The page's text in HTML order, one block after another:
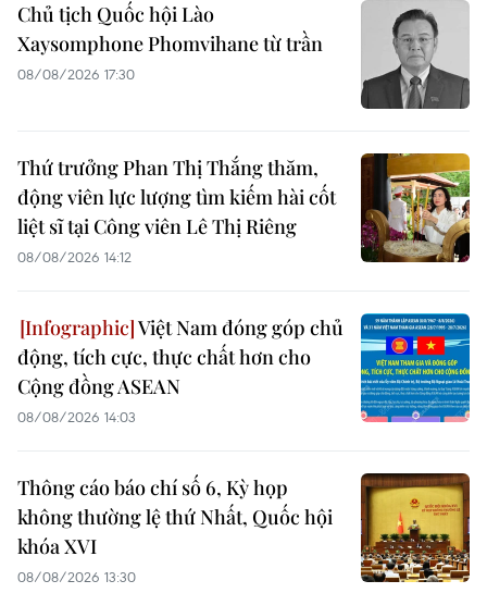
Chủ tịch Quốc hội Lào
Xaysomphone Phomvihane từ trần
08/08/2026 17:30
Thứ trưởng Phan Thị Thắng thăm,
động viên lực lượng tìm kiếm hài cốt
liệt sĩ tại Công viên Lê Thị Riêng
08/08/2026 14:12
Việt Nam đóng góp chủ
động, tích cực, thực chất hơn cho
Cộng đồng ASEAN
08/08/2026 14:03
Thông cáo báo chí số 6, Kỳ họp
không thường lệ thứ Nhất, Quốc hội
khóa XVI
08/08/2026 13:30